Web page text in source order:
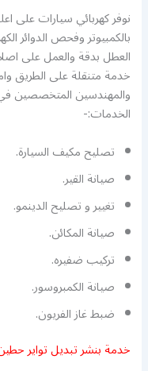
نوفر كهربائي سيارات على
بالكمبيوتر وفحص الدوائر
العطل بدقة والعمل على
خدمة متنقلة على الطريق
والمهندسين المتخصصين في
الخدمات:-
تصليح مكيف السيارة.
صيانة القير.
تغيير و تصليح الدينمو.
صيانة المكائن.
تركيب ضفيره.
صيانة الكمبروسور.
ضبط غاز الفريون.
خدمة بنشر تبديل تواير